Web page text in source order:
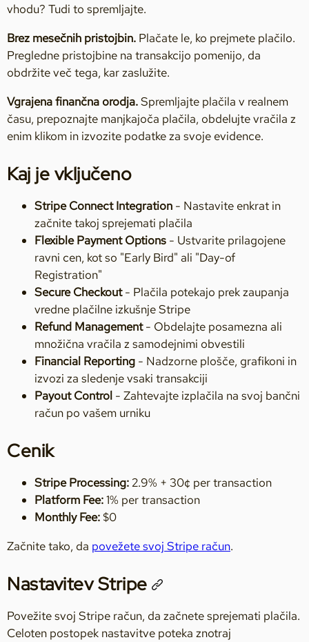
vhodu? Tudi to spremljajte.
Brez mesečnih pristojbin. Plačate le, ko prejmete plačilo.
Pregledne pristojbine na transakcijo pomenijo, da
obdržite več tega, kar zaslužite.
Vgrajena finančna orodja.Spremljajte plačila v realnem
času, prepoznajte manjkajoča plačila, obdelujte vračila z
enim klikom in izvozite podatke za svoje evidence.
Kaj je vključeno
Stripe Connect Integration - Nastavite enkrat in
začnite takoj sprejemati plačila
Flexible Payment Options - Ustvarite prilagojene
ravni cen, kot so "Early Bird" ali "Day-of
Registration"
Secure Checkout- Plačila potekajo prek zaupanja
vredne plačilne izkušnje Stripe
Refund Management- Obdelajte posamezna ali
množična vračila z samodejnimi obvestili
Financial Reporting - Nadzorne plošče, grafikoni in
izvozi za sledenje vsaki transakciji
Payout Control - Zahtevajte izplačila na svoj bančni
račun po vašem urniku
Cenik
Stripe Processing:2.9% + 30¢ per transaction
Platform Fee:1% per transaction
Monthly Fee: $0
Začnite tako, da povežete svoj Stripe račun.
Nastavitev Stripe
Povežite svoj Stripe račun, da začnete sprejemati plačila.
Celoten postopek nastavitve poteka znotraj